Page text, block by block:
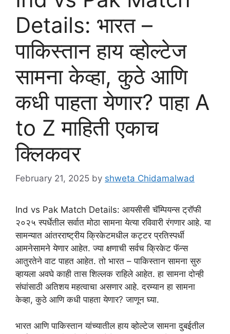
Details: भारत –
पाकिस्तान हाय व्होल्टेज
सामना केव्हा, कुठे आणि
कधी पाहता येणार? पाहा A
to Z माहिती एकाच
क्लिकवर
February 21, 2025 by shweta Chidamalwad
Ind vs Pak Match Details: आयसीसी चॅम्पियन्स ट्रॉफी
२०२५ स्पर्धेतील सर्वात मोठा सामना येत्या रविवारी रंगणार आहे. या
सामन्यात आंतरराष्ट्रीय क्रिकेटमधील कट्टर प्रतिस्पर्धी
आमनेसामने येणार आहेत. ज्या क्षणाची सर्वच क्रिकेट फॅन्स
आतुरतेने वाट पाहत आहेत. तो भारत – पाकिस्तान सामना सुरु
व्हायला अवघे काही तास शिल्लक राहिले आहेत. हा सामना दोन्ही
संघांसाठी अतिशय महत्वाचा असणार आहे. दरम्यान हा सामना
केव्हा, कुठे आणि कधी पाहता येणार? जाणून घ्या.
भारत आणि पाकिस्तान यांच्यातील हाय व्होल्टेज सामना दुबईतील